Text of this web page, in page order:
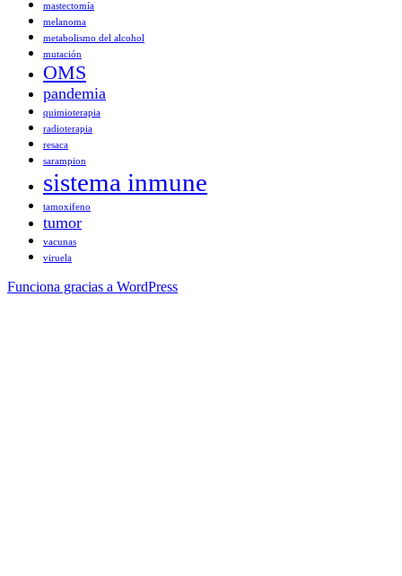
mastectomía
melanoma
metabolismo del alcohol
mutación
OMS
pandemia
quimioterapia
radioterapia
resaca
sarampion
sistema inmune
tamoxifeno
tumor
vacunas
viruela
Funciona gracias a WordPress